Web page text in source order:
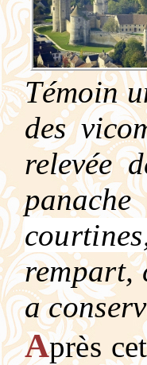
Témoin
des
relevée
rempart,
a
Après